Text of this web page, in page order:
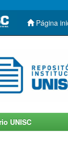
Página
UNISC